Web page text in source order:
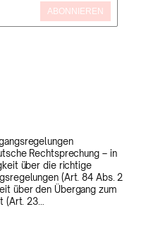
ABONNIEREN
Rechtsprechung – in
über die richtige
(Art. 84 Abs. 2
über den Übergang zum
(Art. 23…